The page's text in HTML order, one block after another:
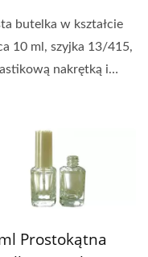
butelka w kształcie
10 ml, szyjka 13/415,
nakrętką i
Prostokątna